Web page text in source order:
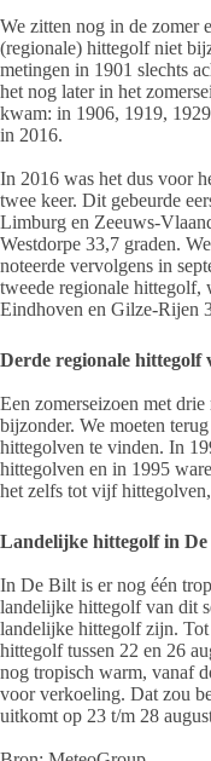
We zitten nog in de zomer
(regionale) hittegolf niet
metingen in 1901 slechts
het nog later in het
kwam: in 1906, 1919,
in 2016.
In 2016 was het dus voor
twee keer. Dit gebeurde
Limburg en Zeeuws-
Westdorpe 33,7 graden.
noteerde vervolgens in
tweede regionale hittegolf,
Eindhoven en Gilze-Rijen
Derde regionale hittegolf
Een zomerseizoen met
bijzonder. We moeten
hittegolven te vinden. In
hittegolven en in 1995
het zelfs tot vijf
Landelijke hittegolf in
In De Bilt is er nog één
landelijke hittegolf van dit
landelijke hittegolf zijn.
hittegolf tussen 22 en 26
nog tropisch warm, vanaf
voor verkoeling. Dat zou
uitkomt op 23 t/m 28